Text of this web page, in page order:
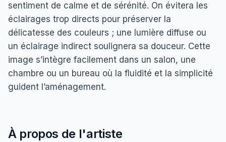
sentiment de calme et de sérénité. On évitera les
éclairages trop directs pour préserver la
délicatesse des couleurs ; une lumière diffuse ou
un éclairage indirect soulignera sa douceur. Cette
image s’intègre facilement dans un salon, une
chambre ou un bureau où la fluidité et la simplicité
guident l’aménagement.
À propos de l'artiste